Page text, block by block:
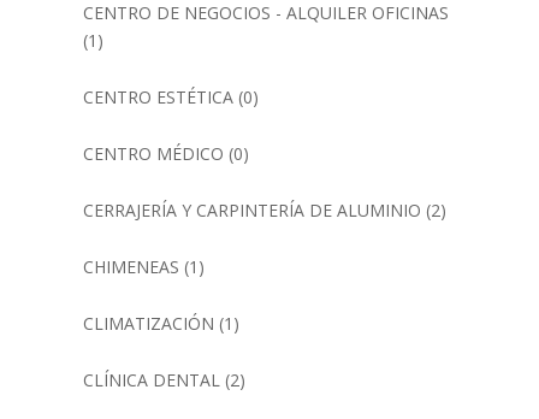
CENTRO DE NEGOCIOS - ALQUILER OFICINAS
(1)
CENTRO ESTÉTICA(0)
CENTRO MÉDICO (0)
CERRAJERÍA Y CARPINTERÍA DE ALUMINIO (2)
CHIMENEAS (1)
CLIMATIZACIÓN (1)
CLÍNICA DENTAL(2)